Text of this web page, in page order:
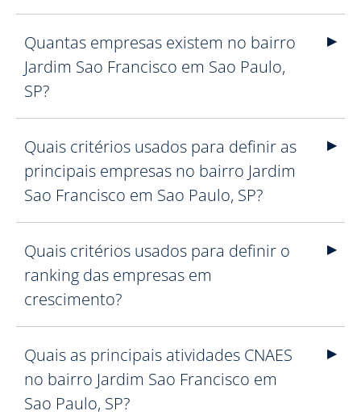
Quantas empresas existem no bairro
Jardim Sao Francisco em Sao Paulo,
SP?
Quais critérios usados para definir as
principais empresas no bairro Jardim
Sao Francisco em Sao Paulo, SP?
Quais critérios usados para definir o
ranking das empresas em
crescimento?
Quais as principais atividades CNAES
no bairro Jardim Sao Francisco em
Sao Paulo, SP?